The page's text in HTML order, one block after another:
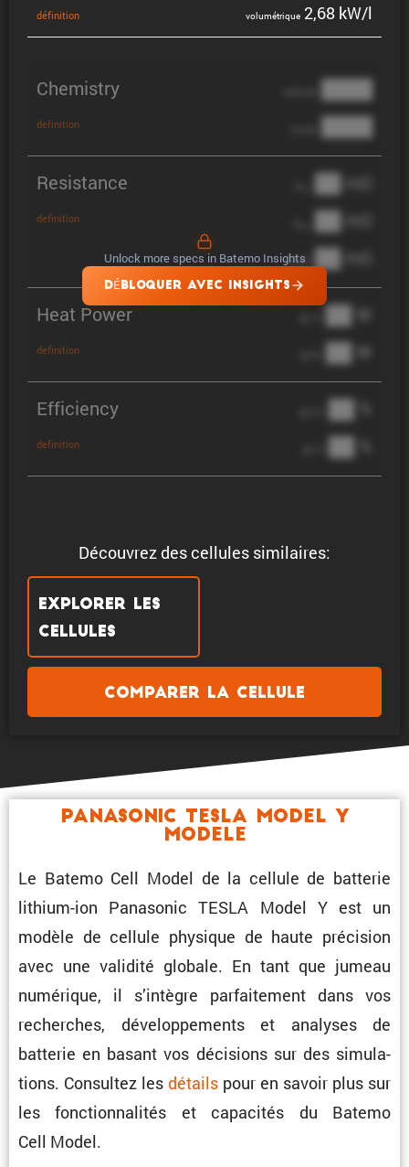
Découvrez des cellules similaires:
Explorer les
cellules
Comparer la cellule
défini­tion volumé­trique 2,68 kW/l
Chemistry
definition
████
████
Resistance
definition
██ mΩ
██ mΩ
DCIR ██ mΩ
Heat Power
definition
██ W
██ W
Efficiency
definition
██ %
██ %
Unlock more specs in Batemo Insights
DÉBLOQUER AVEC INSIGHTS
Panasonic TESLA Model Y
Modele
Le Batemo Cell Model de la cellule de batterie
lithium-ion Panasonic TESLA Model Y est un
modèle de cellule physique de haute préci­sion
avec une validité globale. En tant que jumeau
numérique, il s’intègre parfai­te­ment dans vos
recherches, dévelop­pe­ments et analyses de
batterie en basant vos décisions sur des simula­
tions. Consultez les détails pour en savoir plus sur
les fonction­na­lités et capacités du Batemo
Cell Model.